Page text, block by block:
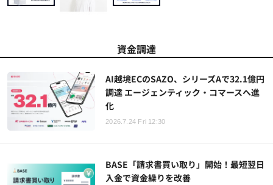
資金調達
AI越境ECのSAZO、シリーズAで32.1億円
調達 エージェンティック・コマースへ進
化
2026.7.24 Fri 12:30
BASE「請求書買い取り」開始！最短翌日
入金で資金繰りを改善